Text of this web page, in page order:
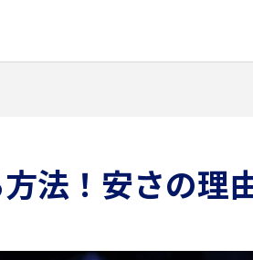
法！安さの理